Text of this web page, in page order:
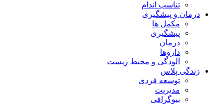
تناسب اندام
درمان و پیشگیری
مکمل ها
پیشگیری
درمان
داروها
آلودگی و محیط زیست
زندگی پلاس
توسعه فردی
مدیریت
بیوگرافی